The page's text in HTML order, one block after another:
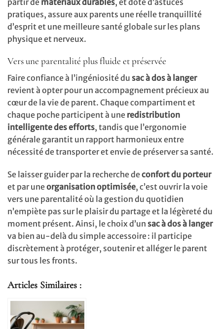
pratiques, assure aux parents une réelle tranquillité
d’esprit et une meilleure santé globale sur les plans
physique et nerveux.
Vers une parentalité plus fluide et préservée
Faire confiance à l’ingéniosité du sac à dos à langer
revient à opter pour un accompagnement précieux au
cœur de la vie de parent. Chaque compartiment et
chaque poche participent à une redistribution
intelligente des efforts, tandis que l’ergonomie
générale garantit un rapport harmonieux entre
nécessité de transporter et envie de préserver sa santé.
Se laisser guider par la recherche deconfort du porteur
et par uneorganisation optimisée, c’est ouvrir la voie
vers une parentalité où la gestion du quotidien
n’empiète pas sur le plaisir du partage et la légèreté du
moment présent. Ainsi, le choix d’un sac à dos à langer
va bien au-delà du simple accessoire : il participe
discrètement à protéger, soutenir et alléger le parent
sur tous les fronts.
Articles Similaires :